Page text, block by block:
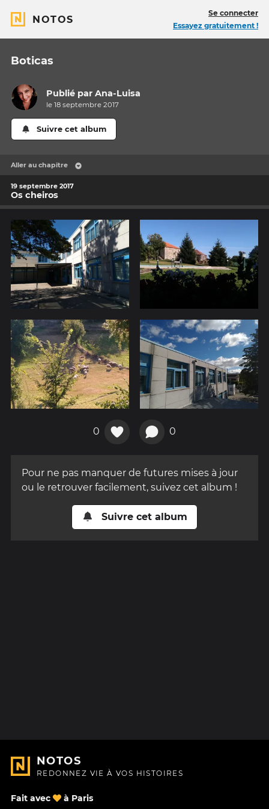
NOTOS
Se connecter
Essayez gratuitement !
Boticas
Publié parAna-Luisa
le 18 septembre 2017
Suivre cet album
Aller au chapitre
19 septembre 2017
Os cheiros
0 0
Pour ne pas manquer de futures mises à jour
ou le retrouver facilement, suivez cet album !
Suivre cet album
NOTOS
REDONNEZ VIE À VOS HISTOIRES
Fait avec à Paris